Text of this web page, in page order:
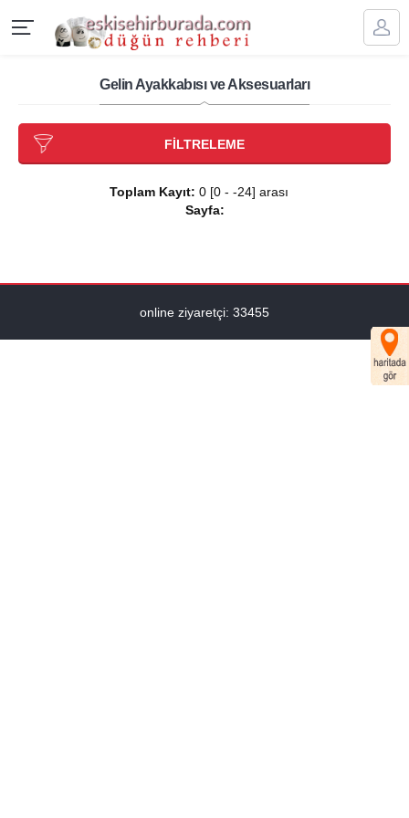
Gelin Ayakkabısı ve Aksesuarları
FİLTRELEME
Toplam Kayıt: 0 [0 - -24] arası
Sayfa:
online ziyaretçi: 33455